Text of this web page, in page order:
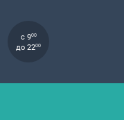
с 900
до 2200